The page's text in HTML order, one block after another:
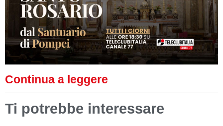
Continua a leggere
Ti potrebbe interessare